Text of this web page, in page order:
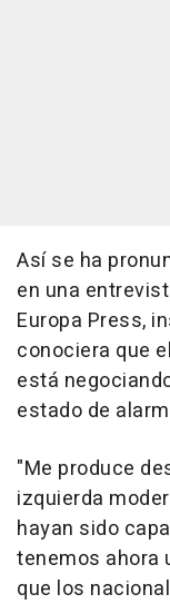
Así se ha
en una
Europa Press,
conociera que
está
estado de
"Me produce
izquierda
hayan sido
tenemos ahora
que los